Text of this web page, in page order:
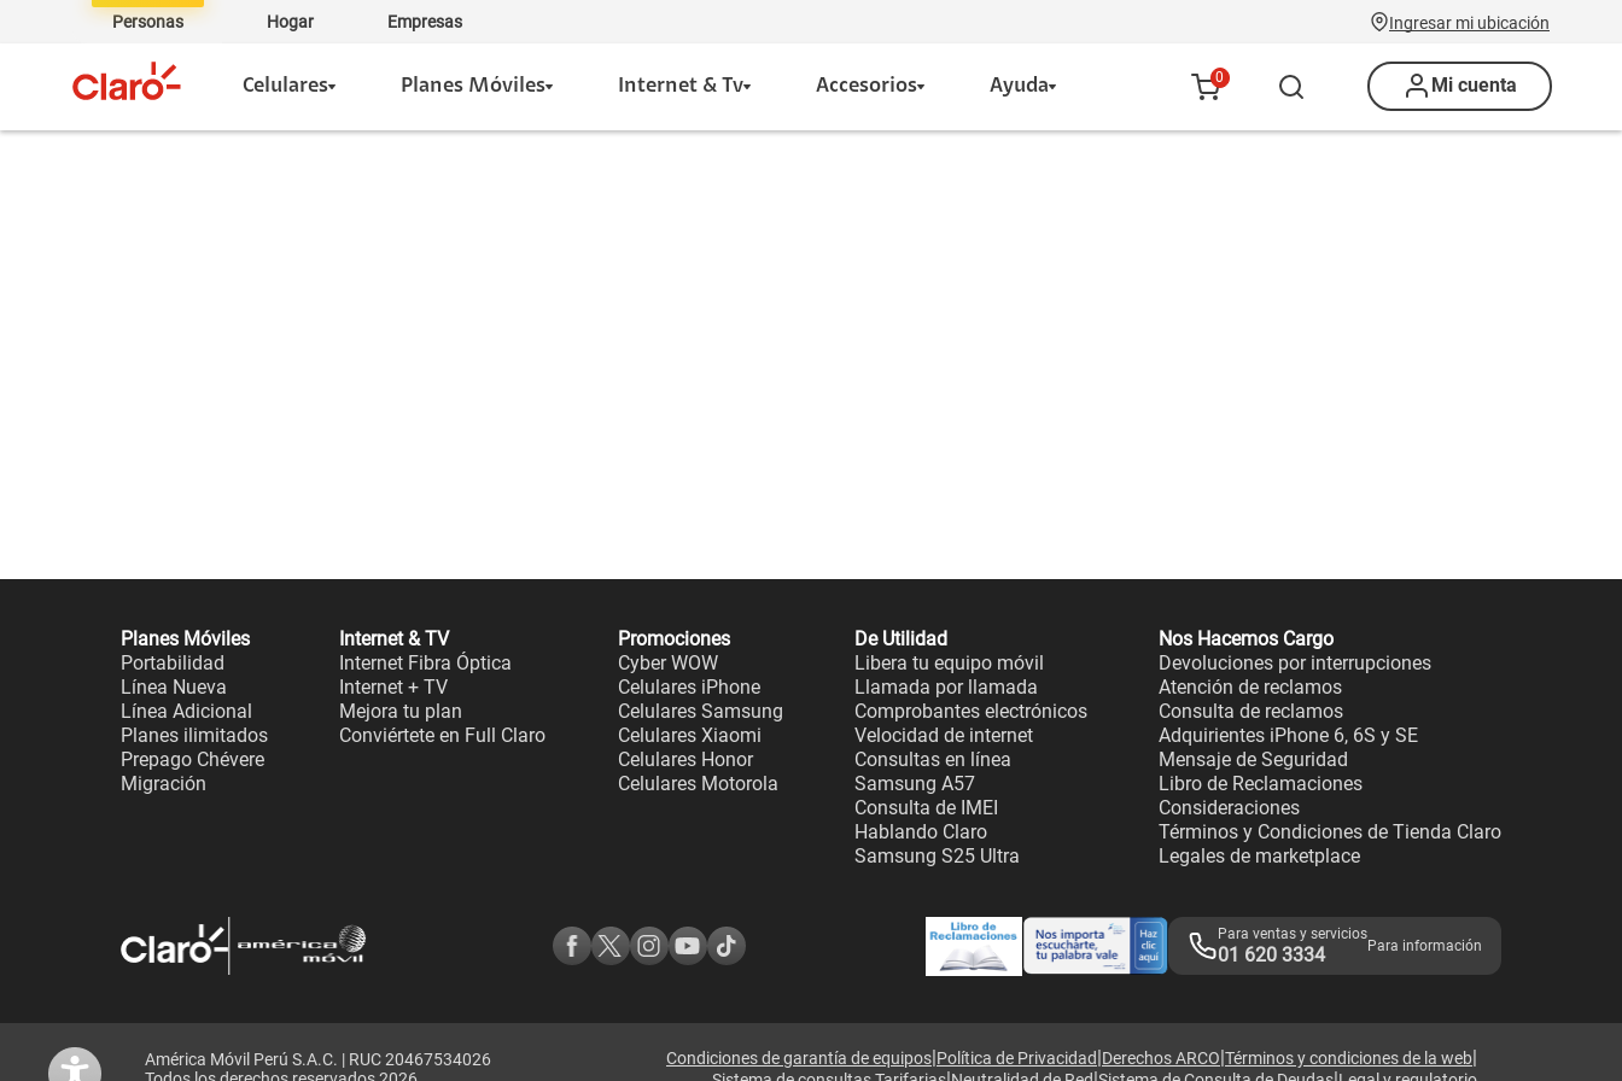
Personas Hogar Empresas Ingresar mi ubicación
Celulares Planes Móviles Internet & Tv Accesorios Ayuda 0 Mi cuenta
Planes Móviles
Portabilidad
Línea Nueva
Línea Adicional
Planes ilimitados
Prepago Chévere
Migración
Internet & TV
Internet Fibra Óptica
Internet + TV
Mejora tu plan
Conviértete en Full Claro
Promociones
Cyber WOW
Celulares iPhone
Celulares Samsung
Celulares Xiaomi
Celulares Honor
Celulares Motorola
De Utilidad
Libera tu equipo móvil
Llamada por llamada
Comprobantes electrónicos
Velocidad de internet
Consultas en línea
Samsung A57
Consulta de IMEI
Hablando Claro
Samsung S25 Ultra
Nos Hacemos Cargo
Devoluciones por interrupciones
Atención de reclamos
Consulta de reclamos
Adquirientes iPhone 6, 6S y SE
Mensaje de Seguridad
Libro de Reclamaciones
Consideraciones
Términos y Condiciones de Tienda Claro
Legales de marketplace
Para ventas y servicios
01 620 3334 Para información
América Móvil Perú S.A.C. | RUC 20467534026
Condiciones de garantía de equipos|Política de Privacidad|Derechos ARCO|Términos y condiciones de la web|